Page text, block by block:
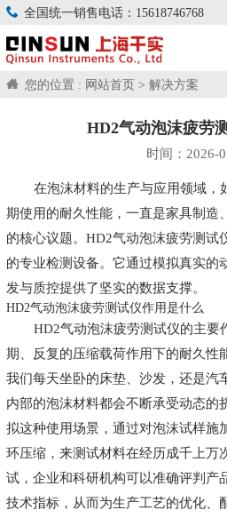
全国统一销售电话：15618746768
您的位置 : 网站首页 > 解决方案
HD2气动泡沫疲劳
时间：2026-
在泡沫材料的生产与应用领域，
期使用的耐久性能，一直是家具制造
的核心议题。HD2气动泡沫疲劳测试
的专业检测设备。它通过模拟真实的
发与质控提供了坚实的数据支撑。
HD2气动泡沫疲劳测试仪作用是什么
HD2气动泡沫疲劳测试仪的主要
期、反复的压缩载荷作用下的耐久性
我们每天坐卧的床垫、沙发，还是汽
内部的泡沫材料都会不断承受动态的
拟这种使用场景，通过对泡沫试样施
环压缩，来测试材料在经历成千上万
试，企业和科研机构可以准确评判产
技术指标，从而为生产工艺的优化、